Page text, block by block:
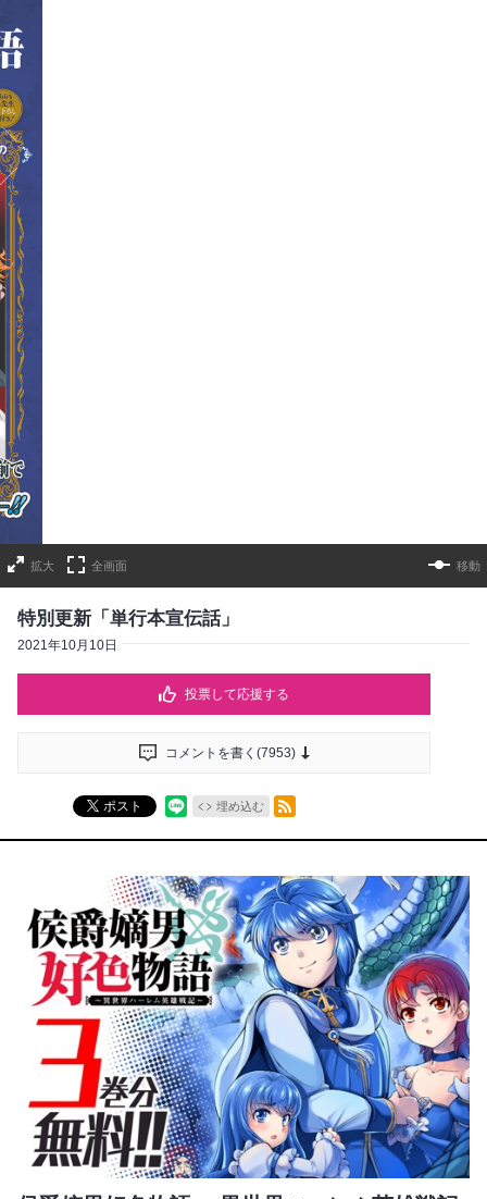
拡大 全画面 移動
特別更新「単行本宣伝話」
2021年10月10日
投票して応援する
コメントを書く(7953)
ポスト 埋め込む
RSSフィード